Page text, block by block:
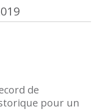
de
pour un